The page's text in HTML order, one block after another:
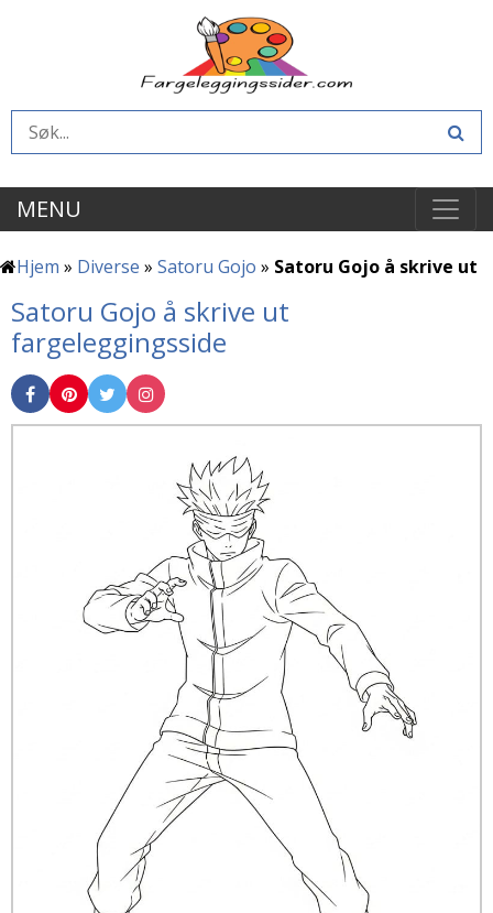
MENU
Hjem » Diverse » Satoru Gojo » Satoru Gojo å skrive ut
Satoru Gojo å skrive ut
fargeleggingsside